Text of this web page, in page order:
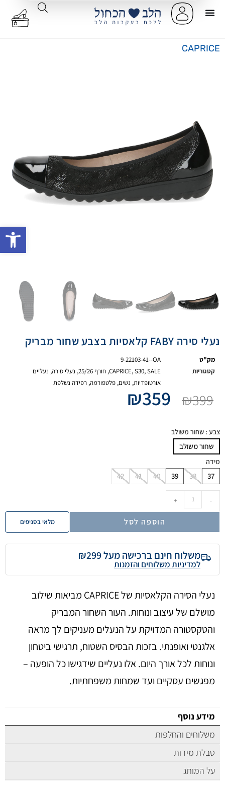
CAPRICE
נעלי סירה FABY קלאסיות בצבע שחור מבריק
מק"ט
9-22103-41--OA
קטגוריות
CAPRICE,S30,SALE
, חורף 25/26 , נעלי סירה, נעליים
אורטופדיות, נשים, פלטפורמה, רפידה נשלפת
₪399
₪359
צבע : שחור משולב
שחור משולב
מידה
37
38
39
40
41
42
-
+
הוספה לסל מלאי בסניפים
משלוח חינם ברכישה מעל ₪299
למדיניות משלוחים והזמנות
נעלי הסירה הקלאסיות של CAPRICE מביאות שילוב
מושלם של עיצוב ונוחות. העור השחור המבריק
והטקסטורה המדויקת על הנעלים מעניקים לך מראה
אלגנטי ואופנתי. בזכות הבסיס השטוח, תרגישי ביטחון
ונוחות לכל אורך היום. אלו נעליים שידגישו כל הופעה –
מפגשים עסקיים ועד שמחות משפחתיות.
מידע נוסף
משלוחים והחלפות
טבלת מידות
על המותג